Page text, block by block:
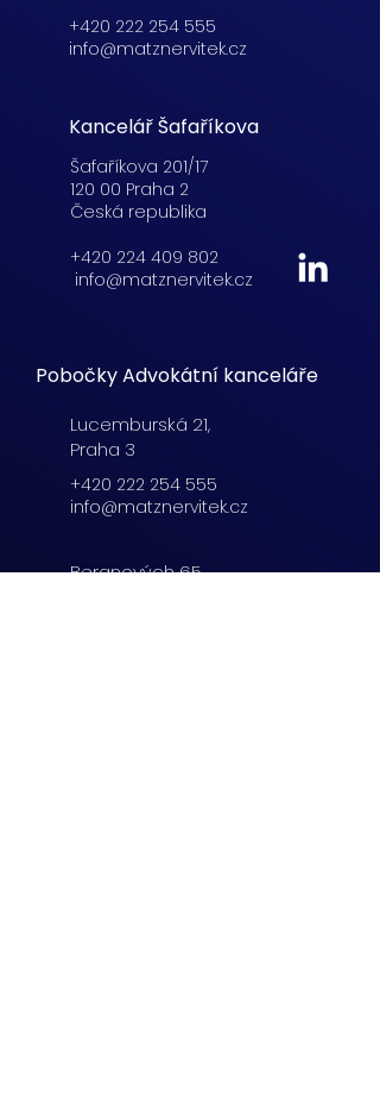
+420 222 254 555
info@matznervitek.cz
Kancelář Šafaříkova
Šafaříkova 201/17
120 00 Praha 2
Česká republika
+420 224 409 802
info@matznervitek.cz
Pobočky Advokátní kanceláře
Lucemburská 21,
Praha 3
+420 222 254 555
info@matznervitek.cz
Beranových 65,